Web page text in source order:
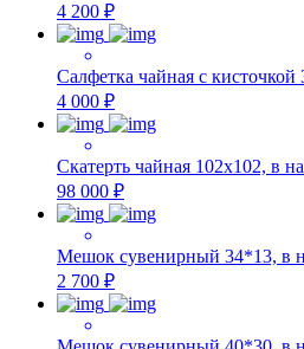
4 200 ₽
Салфетка чайная с
4 000 ₽
Скатерть чайная 102х102, в
98 000 ₽
Мешок сувенирный 34*13, в
2 700 ₽